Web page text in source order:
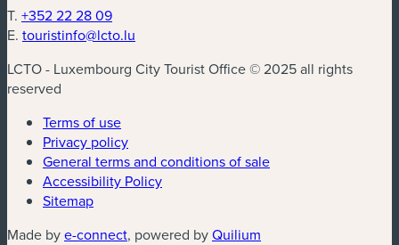
T. +352 22 28 09
E. touristinfo@lcto.lu
LCTO - Luxembourg City Tourist Office © 2025 all rights
reserved
Terms of use
Privacy policy
General terms and conditions of sale
Accessibility Policy
Sitemap
Made bye-connect(new window)
, powered byQuilium